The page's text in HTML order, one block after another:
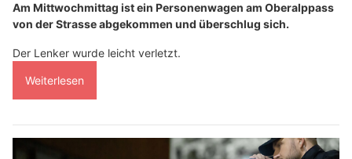
Am Mittwochmittag ist ein Personenwagen am Oberalppass
von der Strasse abgekommen und überschlug sich.
Der Lenker wurde leicht verletzt.
Weiterlesen